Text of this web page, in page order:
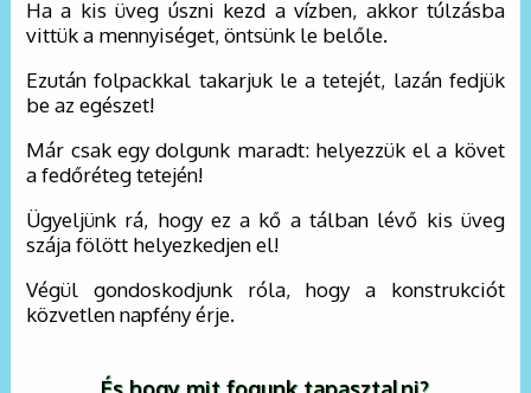
Ha a kis üveg úszni kezd a vízben, akkor túlzásba
vittük a mennyiséget, öntsünk le belőle.
Ezután folpackkal takarjuk le a tetejét, lazán fedjük
be az egészet!
Már csak egy dolgunk maradt: helyezzük el a követ
a fedőréteg tetején!
Ügyeljünk rá, hogy ez a kő a tálban lévő kis üveg
szája fölött helyezkedjen el!
Végül gondoskodjunk róla, hogy a konstrukciót
közvetlen napfény érje.